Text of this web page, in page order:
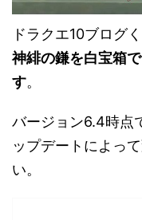
ドラクエ10ブログ
神緋の鎌を白宝箱
す。
バージョン6.4時点
ップデートによっ
い。